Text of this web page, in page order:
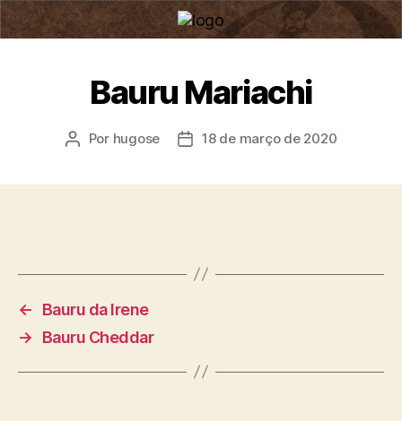
Bauru Mariachi
Por hugose 18 de março de 2020
←
Bauru da Irene
→
Bauru Cheddar